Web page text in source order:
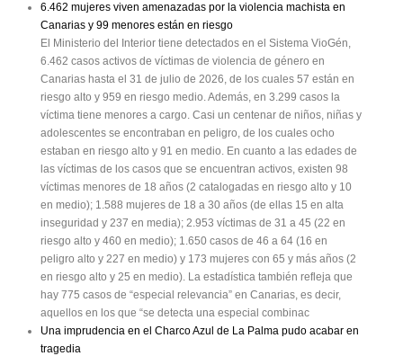
6.462 mujeres viven amenazadas por la violencia machista en
Canarias y 99 menores están en riesgo
El Ministerio del Interior tiene detectados en el Sistema VioGén,
6.462 casos activos de víctimas de violencia de género en
Canarias hasta el 31 de julio de 2026, de los cuales 57 están en
riesgo alto y 959 en riesgo medio. Además, en 3.299 casos la
víctima tiene menores a cargo. Casi un centenar de niños, niñas y
adolescentes se encontraban en peligro, de los cuales ocho
estaban en riesgo alto y 91 en medio. En cuanto a las edades de
las víctimas de los casos que se encuentran activos, existen 98
víctimas menores de 18 años (2 catalogadas en riesgo alto y 10
en medio); 1.588 mujeres de 18 a 30 años (de ellas 15 en alta
inseguridad y 237 en media); 2.953 víctimas de 31 a 45 (22 en
riesgo alto y 460 en medio); 1.650 casos de 46 a 64 (16 en
peligro alto y 227 en medio) y 173 mujeres con 65 y más años (2
en riesgo alto y 25 en medio). La estadística también refleja que
hay 775 casos de “especial relevancia” en Canarias, es decir,
aquellos en los que “se detecta una especial combinac
Una imprudencia en el Charco Azul de La Palma pudo acabar en
tragedia